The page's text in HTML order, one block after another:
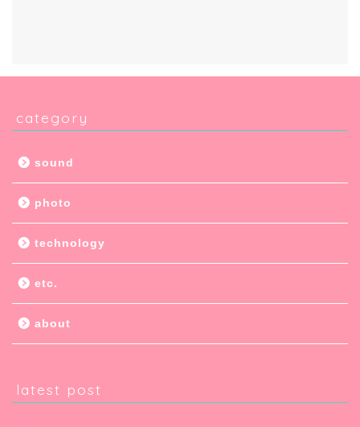
category
sound
photo
technology
etc.
about
latest post